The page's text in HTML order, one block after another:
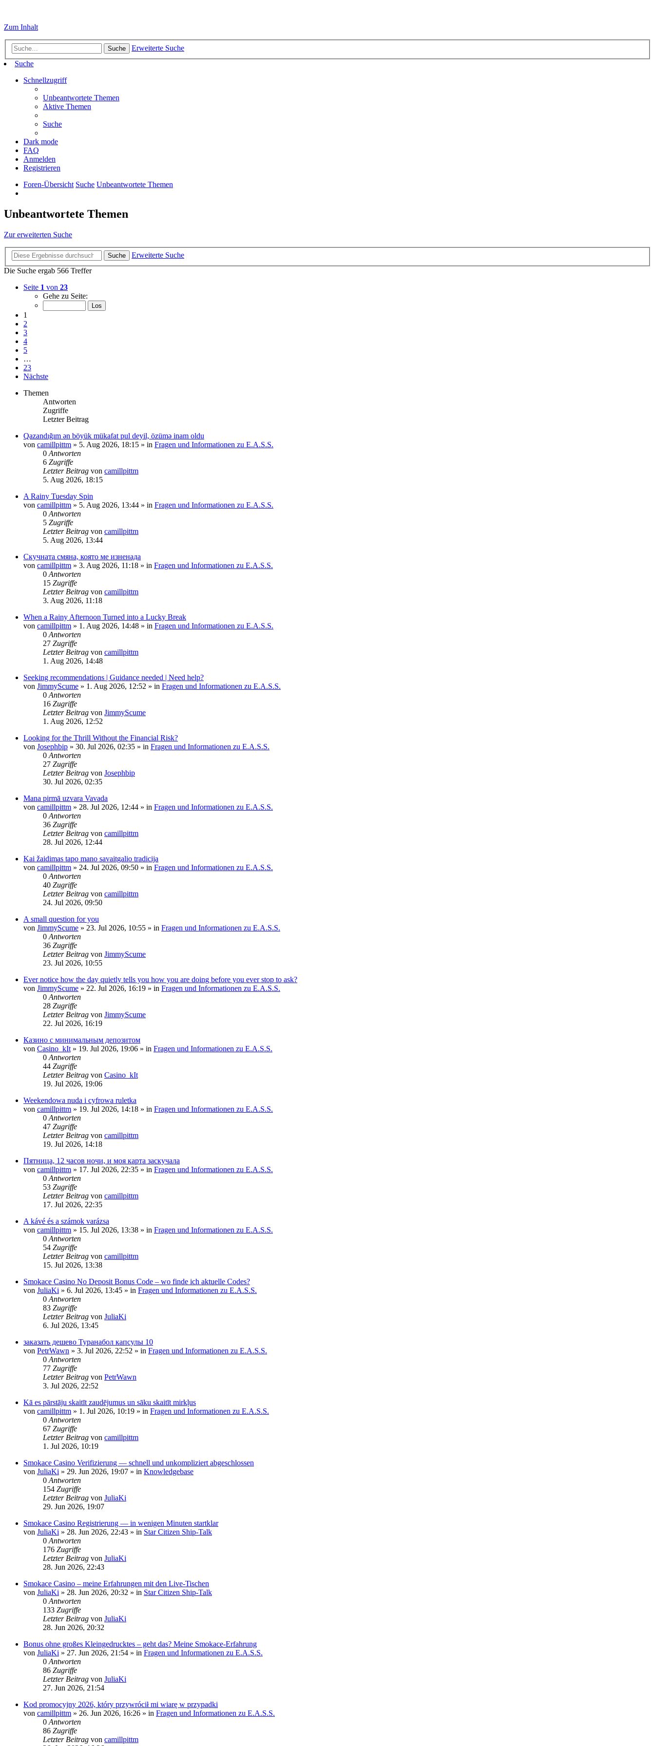
Zum Inhalt
Suche
Erweiterte Suche
Suche
Schnellzugriff
Unbeantwortete Themen
Aktive Themen
Suche
Dark mode
FAQ
Anmelden
Registrieren
Foren-Übersicht Suche Unbeantwortete Themen
Unbeantwortete Themen
Zur erweiterten Suche
Suche
Erweiterte Suche
Die Suche ergab 566 Treffer
Seite 1 von 23
Gehe zu Seite:
1
2
3
4
5
…
23
Nächste
Themen
Antworten
Zugriffe
Letzter Beitrag
Qazandığım ən böyük mükafat pul deyil, özümə inam oldu
von camillpittm » 5. Aug 2026, 18:15 » in Fragen und Informationen zu E.A.S.S.
0Antworten
6 Zugriffe
Letzter Beitrag von camillpittm
5. Aug 2026, 18:15
A Rainy Tuesday Spin
von camillpittm » 5. Aug 2026, 13:44 » in Fragen und Informationen zu E.A.S.S.
0Antworten
5 Zugriffe
Letzter Beitrag von camillpittm
5. Aug 2026, 13:44
Скучната смяна, която ме изненада
von camillpittm » 3. Aug 2026, 11:18 » in Fragen und Informationen zu E.A.S.S.
0Antworten
15 Zugriffe
Letzter Beitrag von camillpittm
3. Aug 2026, 11:18
When a Rainy Afternoon Turned into a Lucky Break
von camillpittm » 1. Aug 2026, 14:48 » in Fragen und Informationen zu E.A.S.S.
0Antworten
27 Zugriffe
Letzter Beitrag von camillpittm
1. Aug 2026, 14:48
Seeking recommendations | Guidance needed | Need help?
von JimmyScume » 1. Aug 2026, 12:52 » in Fragen und Informationen zu E.A.S.S.
0Antworten
16 Zugriffe
Letzter Beitrag von JimmyScume
1. Aug 2026, 12:52
Looking for the Thrill Without the Financial Risk?
von Josephbip » 30. Jul 2026, 02:35 » in Fragen und Informationen zu E.A.S.S.
0Antworten
27 Zugriffe
Letzter Beitrag von Josephbip
30. Jul 2026, 02:35
Mana pirmā uzvara Vavada
von camillpittm » 28. Jul 2026, 12:44 » in Fragen und Informationen zu E.A.S.S.
0Antworten
36 Zugriffe
Letzter Beitrag von camillpittm
28. Jul 2026, 12:44
Kai žaidimas tapo mano savaitgalio tradicija
von camillpittm » 24. Jul 2026, 09:50 » in Fragen und Informationen zu E.A.S.S.
0Antworten
40 Zugriffe
Letzter Beitrag von camillpittm
24. Jul 2026, 09:50
A small question for you
von JimmyScume » 23. Jul 2026, 10:55 » in Fragen und Informationen zu E.A.S.S.
0Antworten
36 Zugriffe
Letzter Beitrag von JimmyScume
23. Jul 2026, 10:55
Ever notice how the day quietly tells you how you are doing before you ever stop to ask?
von JimmyScume » 22. Jul 2026, 16:19 » in Fragen und Informationen zu E.A.S.S.
0Antworten
28 Zugriffe
Letzter Beitrag von JimmyScume
22. Jul 2026, 16:19
Казино с минимальным депозитом
von Casino_kIt» 19. Jul 2026, 19:06 » in Fragen und Informationen zu E.A.S.S.
0Antworten
44 Zugriffe
Letzter Beitrag von Casino_kIt
19. Jul 2026, 19:06
Weekendowa nuda i cyfrowa ruletka
von camillpittm » 19. Jul 2026, 14:18 » in Fragen und Informationen zu E.A.S.S.
0Antworten
47 Zugriffe
Letzter Beitrag von camillpittm
19. Jul 2026, 14:18
Пятница, 12 часов ночи, и моя карта заскучала
von camillpittm » 17. Jul 2026, 22:35 » in Fragen und Informationen zu E.A.S.S.
0Antworten
53 Zugriffe
Letzter Beitrag von camillpittm
17. Jul 2026, 22:35
A kávé és a számok varázsa
von camillpittm » 15. Jul 2026, 13:38 » in Fragen und Informationen zu E.A.S.S.
0Antworten
54 Zugriffe
Letzter Beitrag von camillpittm
15. Jul 2026, 13:38
Smokace Casino No Deposit Bonus Code – wo finde ich aktuelle Codes?
von JuliaKi » 6. Jul 2026, 13:45 » in Fragen und Informationen zu E.A.S.S.
0Antworten
83 Zugriffe
Letzter Beitrag von JuliaKi
6. Jul 2026, 13:45
заказать дешево Туранабол капсулы 10
von PetrWawn » 3. Jul 2026, 22:52 » in Fragen und Informationen zu E.A.S.S.
0Antworten
77 Zugriffe
Letzter Beitrag von PetrWawn
3. Jul 2026, 22:52
Kā es pārstāju skaitīt zaudējumus un sāku skaitīt mirkļus
von camillpittm » 1. Jul 2026, 10:19 » in Fragen und Informationen zu E.A.S.S.
0Antworten
67 Zugriffe
Letzter Beitrag von camillpittm
1. Jul 2026, 10:19
Smokace Casino Verifizierung — schnell und unkompliziert abgeschlossen
von JuliaKi » 29. Jun 2026, 19:07 » in Knowledgebase
0Antworten
154 Zugriffe
Letzter Beitrag von JuliaKi
29. Jun 2026, 19:07
Smokace Casino Registrierung — in wenigen Minuten startklar
von JuliaKi » 28. Jun 2026, 22:43 » in Star Citizen Ship-Talk
0Antworten
176 Zugriffe
Letzter Beitrag von JuliaKi
28. Jun 2026, 22:43
Smokace Casino – meine Erfahrungen mit den Live-Tischen
von JuliaKi » 28. Jun 2026, 20:32 » in Star Citizen Ship-Talk
0Antworten
133 Zugriffe
Letzter Beitrag von JuliaKi
28. Jun 2026, 20:32
Bonus ohne großes Kleingedrucktes – geht das? Meine Smokace-Erfahrung
von JuliaKi » 27. Jun 2026, 21:54 » in Fragen und Informationen zu E.A.S.S.
0Antworten
86 Zugriffe
Letzter Beitrag von JuliaKi
27. Jun 2026, 21:54
Kod promocyjny 2026, który przywrócił mi wiarę w przypadki
von camillpittm » 26. Jun 2026, 16:26 » in Fragen und Informationen zu E.A.S.S.
0Antworten
86 Zugriffe
Letzter Beitrag von camillpittm